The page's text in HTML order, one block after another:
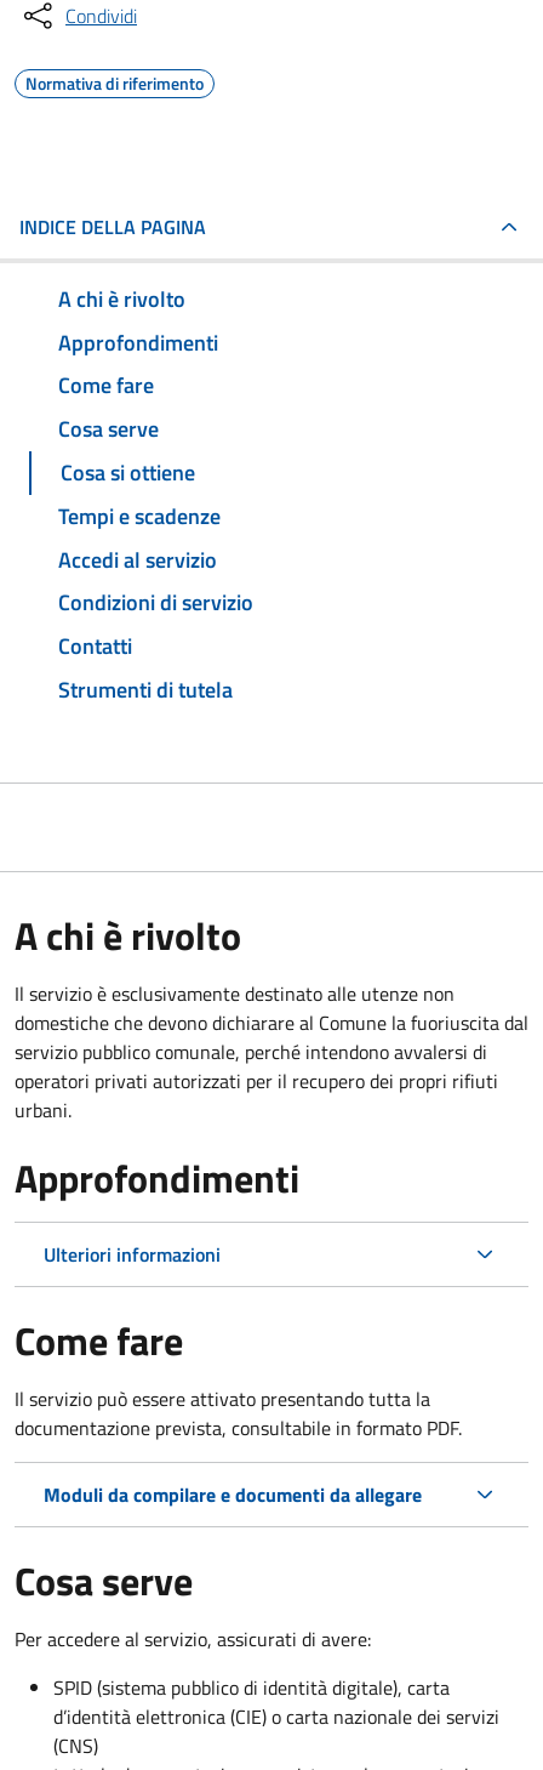
Condividi
Normativa di riferimento
INDICE DELLA PAGINA
A chi è rivolto
Approfondimenti
Come fare
Cosa serve
Cosa si ottiene
Tempi e scadenze
Accedi al servizio
Condizioni di servizio
Contatti
Strumenti di tutela
A chi è rivolto
Il servizio è esclusivamente destinato alle utenze non
domestiche che devono dichiarare al Comune la fuoriuscita dal
servizio pubblico comunale, perché intendono avvalersi di
operatori privati autorizzati per il recupero dei propri rifiuti
urbani.
Approfondimenti
Ulteriori informazioni
Come fare
Il servizio può essere attivato presentando tutta la
documentazione prevista, consultabile in formato PDF.
Moduli da compilare e documenti da allegare
Cosa serve
Per accedere al servizio, assicurati di avere:
SPID (sistema pubblico di identità digitale), carta
d’identità elettronica (CIE) o carta nazionale dei servizi
(CNS)